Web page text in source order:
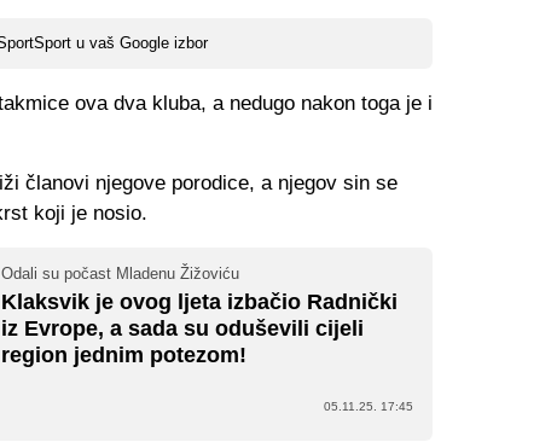
u vaš Google izbor
ova dva kluba, a nedugo nakon toga je i
članovi njegove porodice, a njegov sin se
koji je nosio.
Odali su počast Mladenu Žižoviću
Klaksvik je ovog ljeta izbačio Radnički
iz Evrope, a sada su oduševili cijeli
region jednim potezom!
05.11.25. 17:45